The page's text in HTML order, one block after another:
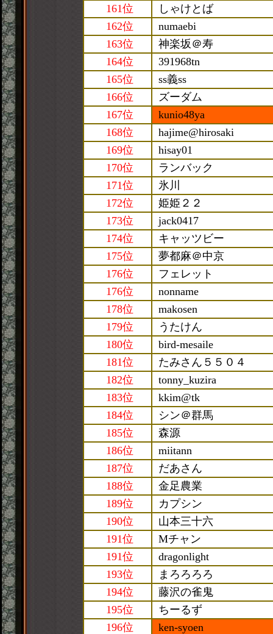
161位
しゃけとば
162位
numaebi
163位
神楽坂＠寿
164位
391968tn
165位
ss義ss
166位
ズーダム
167位
kunio48ya
168位
hajime@hirosaki
169位
hisay01
170位
ランバック
171位
氷川
172位
姫姫２２
173位
jack0417
174位
キャッツビー
175位
夢都麻＠中京
176位
フェレット
176位
nonname
178位
makosen
179位
うたけん
180位
bird-mesaile
181位
たみさん５５０４
182位
tonny_kuzira
183位
kkim@tk
184位
シン＠群馬
185位
森源
186位
miitann
187位
だあさん
188位
金足農業
189位
カプシン
190位
山本三十六
191位
Mチャン
191位
dragonlight
193位
まろろろろ
194位
藤沢の雀鬼
195位
ちーるず
196位
ken-syoen